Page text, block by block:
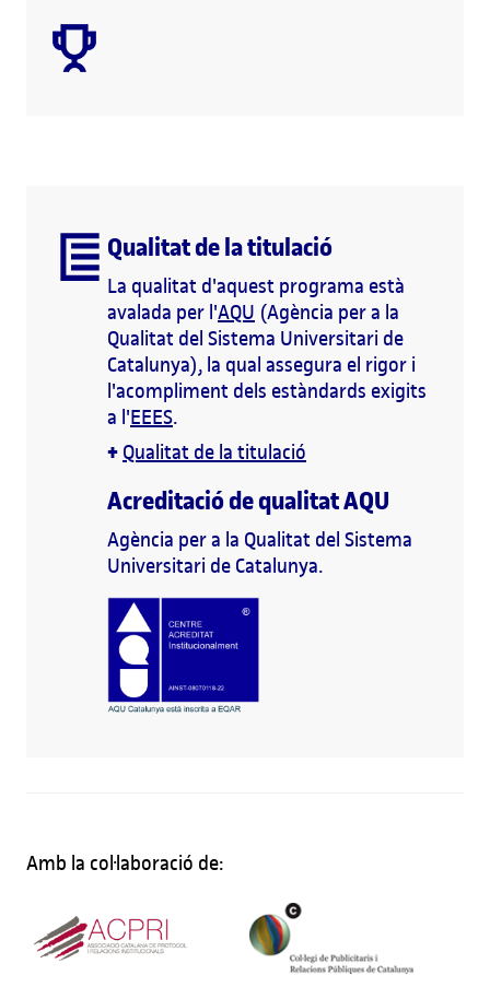
Qualitat de la titulació
La qualitat d'aquest programa està
avalada per l'AQU (Agència per a la
Qualitat del Sistema Universitari de
Catalunya), la qual assegura el rigor i
l'acompliment dels estàndards exigits
a l'EEES.
+ Qualitat de la titulació
Acreditació de qualitat AQU
Agència per a la Qualitat del Sistema
Universitari de Catalunya.
Amb la col·laboració de: